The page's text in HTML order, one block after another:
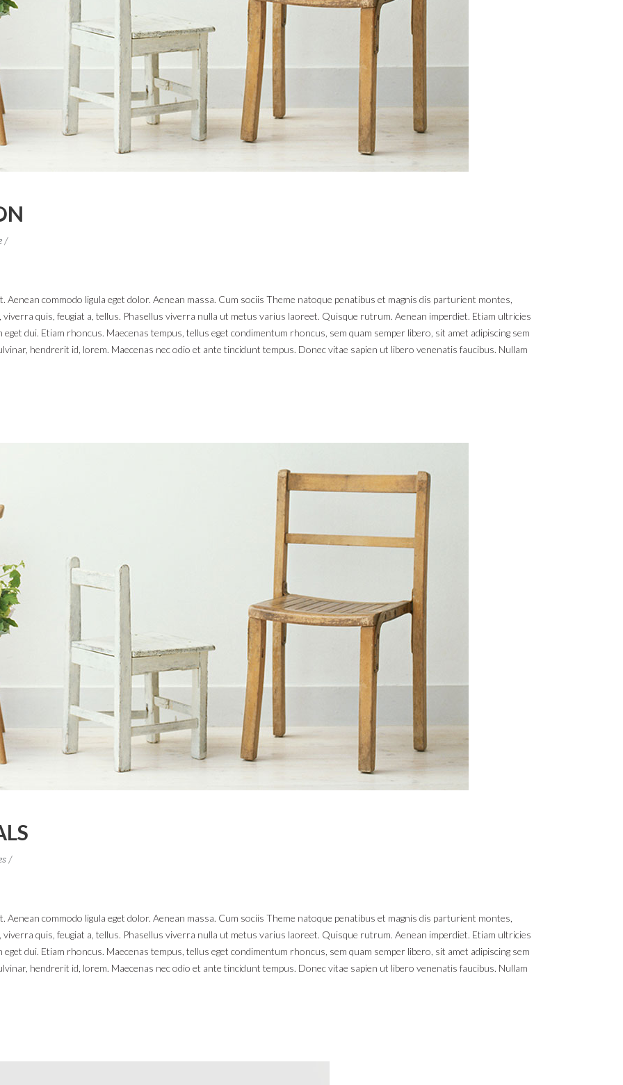
commodo ligula eget dolor. Aenean massa. Cum sociis Theme natoque penatibus et magnis dis parturient montes,
quis, feugiat a, tellus. Phasellus viverra nulla ut metus varius laoreet. Quisque rutrum. Aenean imperdiet. Etiam ultricies
dui. Etiam rhoncus. Maecenas tempus, tellus eget condimentum rhoncus, sem quam semper libero, sit amet adipiscing sem
hendrerit id, lorem. Maecenas nec odio et ante tincidunt tempus. Donec vitae sapien ut libero venenatis faucibus. Nullam
commodo ligula eget dolor. Aenean massa. Cum sociis Theme natoque penatibus et magnis dis parturient montes,
quis, feugiat a, tellus. Phasellus viverra nulla ut metus varius laoreet. Quisque rutrum. Aenean imperdiet. Etiam ultricies
dui. Etiam rhoncus. Maecenas tempus, tellus eget condimentum rhoncus, sem quam semper libero, sit amet adipiscing sem
hendrerit id, lorem. Maecenas nec odio et ante tincidunt tempus. Donec vitae sapien ut libero venenatis faucibus. Nullam